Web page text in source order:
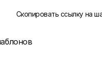
Скопировать ссылку на